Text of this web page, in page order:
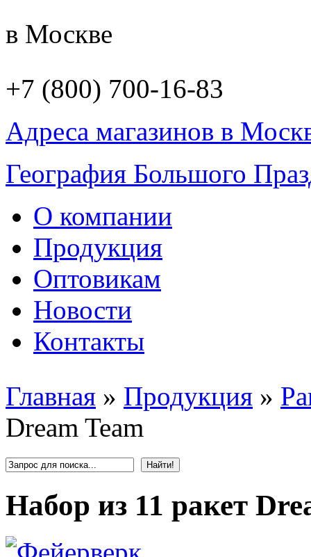
в Москве
+7 (800) 700-16-83
Адреса магазинов в
География Большого
О компании
Продукция
Оптовикам
Новости
Контакты
Главная » Продукция »
Dream Team
Набор из 11 ракет